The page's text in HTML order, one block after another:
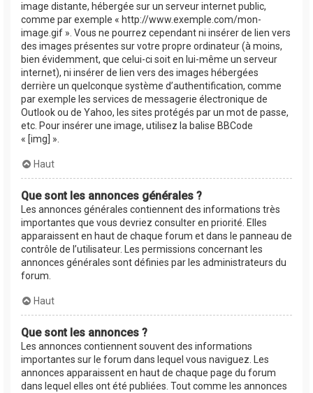
image distante, hébergée sur un serveur internet public,
comme par exemple « http://www.exemple.com/mon-
image.gif ». Vous ne pourrez cependant ni insérer de lien vers
des images présentes sur votre propre ordinateur (à moins,
bien évidemment, que celui-ci soit en lui-même un serveur
internet), ni insérer de lien vers des images hébergées
derrière un quelconque système d’authentification, comme
par exemple les services de messagerie électronique de
Outlook ou de Yahoo, les sites protégés par un mot de passe,
etc. Pour insérer une image, utilisez la balise BBCode
« [img] ».
Haut
Que sont les annonces générales ?
Les annonces générales contiennent des informations très
importantes que vous devriez consulter en priorité. Elles
apparaissent en haut de chaque forum et dans le panneau de
contrôle de l’utilisateur. Les permissions concernant les
annonces générales sont définies par les administrateurs du
forum.
Haut
Que sont les annonces ?
Les annonces contiennent souvent des informations
importantes sur le forum dans lequel vous naviguez. Les
annonces apparaissent en haut de chaque page du forum
dans lequel elles ont été publiées. Tout comme les annonces